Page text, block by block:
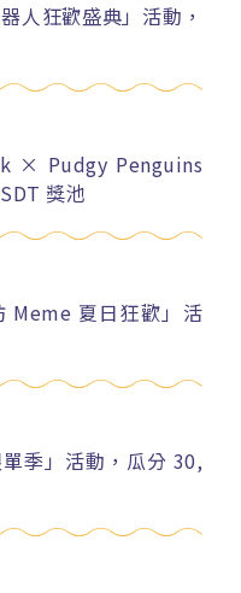
人狂歡盛典」活動，
× Pudgy Penguins
獎池
Meme 夏日狂歡」活
季」活動，瓜分 30,